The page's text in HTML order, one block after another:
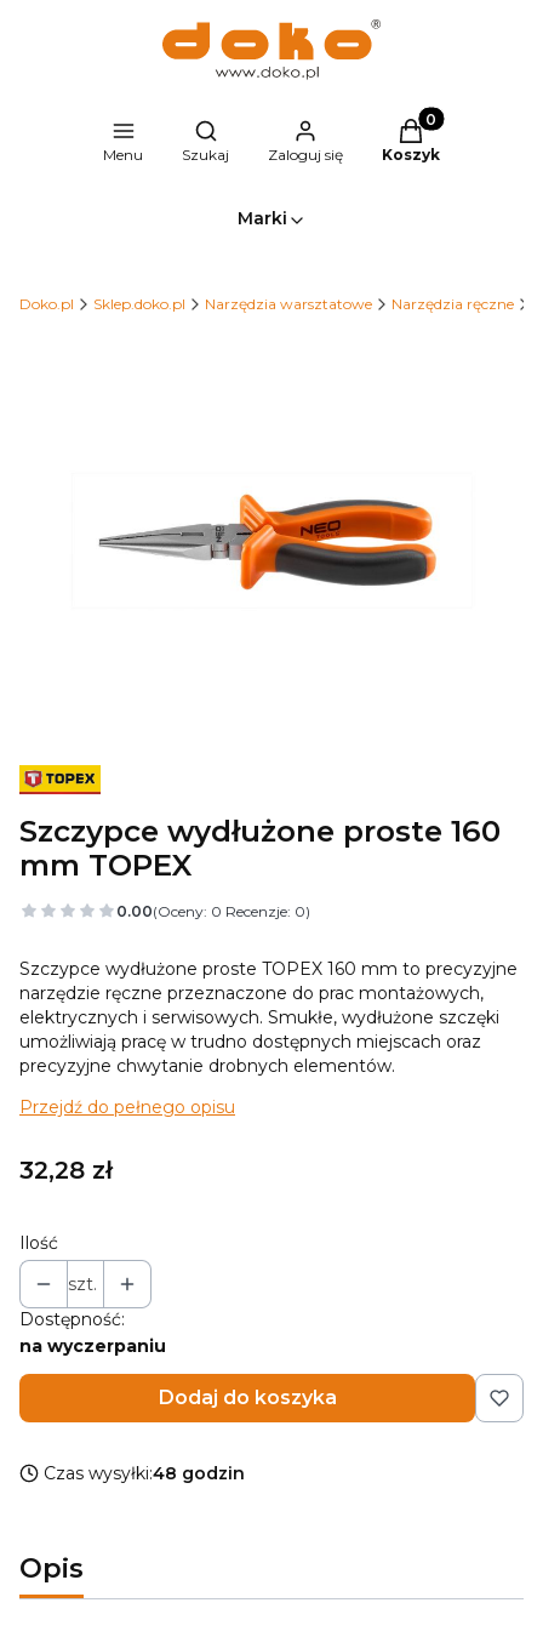
Menu
Otwórz wyszukiwarkę
Szukaj Zaloguj się
Produkty w
Koszyk
Marki
Doko.pl Sklep.doko.pl Narzędzia warsztatowe Narzędzia ręczne
Szczypce wydłużone proste 160
mm TOPEX
0.00(Oceny: 0 Recenzje: 0)
Szczypce wydłużone proste TOPEX 160 mm to precyzyjne
narzędzie ręczne przeznaczone do prac montażowych,
elektrycznych i serwisowych. Smukłe, wydłużone szczęki
umożliwiają pracę w trudno dostępnych miejscach oraz
precyzyjne chwytanie drobnych elementów.
Przejdź do pełnego opisu
Cena
32,28 zł
Ilość
szt.
Dostępność:
na wyczerpaniu
Dodaj do koszyka
Czas wysyłki:48 godzin
Opis